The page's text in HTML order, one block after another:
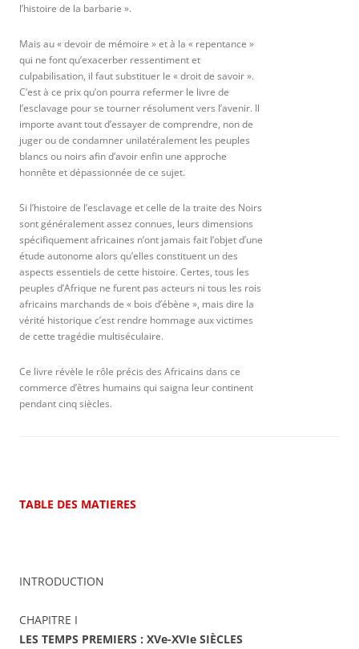
l’histoire de la barbarie ».
Mais au « devoir de mémoire » et à la « repentance »
qui ne font qu’exacerber ressentiment et
culpabilisation, il faut substituer le « droit de savoir ».
C’est à ce prix qu’on pourra refermer le livre de
l’esclavage pour se tourner résolument vers l’avenir. Il
importe avant tout d’essayer de comprendre, non de
juger ou de condamner unilatéralement les peuples
blancs ou noirs afin d’avoir enfin une approche
honnête et dépassionnée de ce sujet.
Si l’histoire de l’esclavage et celle de la traite des Noirs
sont généralement assez connues, leurs dimensions
spécifiquement africaines n’ont jamais fait l’objet d’une
étude autonome alors qu’elles constituent un des
aspects essentiels de cette histoire. Certes, tous les
peuples d’Afrique ne furent pas acteurs ni tous les rois
africains marchands de « bois d’ébène », mais dire la
vérité historique c’est rendre hommage aux victimes
de cette tragédie multiséculaire.
Ce livre révèle le rôle précis des Africains dans ce
commerce d’êtres humains qui saigna leur continent
pendant cinq siècles.
TABLE DES MATIERES
INTRODUCTION
CHAPITRE I
LES TEMPS PREMIERS : XVe-XVIe SIÈCLES